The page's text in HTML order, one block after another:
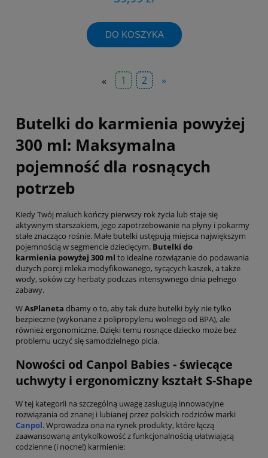
DO KOSZYKA
« 1 2 »
Butelki do karmienia powyżej
300 ml: Maksymalna
pojemność dla rosnących
potrzeb
Kiedy Twój maluch kończy pierwszy rok życia lub staje się
aktywnym starszakiem, jego zapotrzebowanie na płyny i pokarmy
stałe znacząco rośnie. Małe butelki ustępują miejsca największym
pojemnością w segmencie dziecięcym. Butelki do
karmienia powyżej 300 ml to idealne rozwiązanie do podawania
dużych porcji mleka modyfikowanego, sycących kaszek, a także
wody, soków czy herbaty podczas intensywnego dnia pełnego
zabawy.
WAsPlaneta dbamy o to, aby tak duże butelki były nie tylko
bezpieczne (wykonane z polipropylenu wolnego od BPA), ale
również ergonomiczne. Dzięki temu rosnące dziecko może bez
problemu uczyć się samodzielnego picia.
Nowości od Canpol Babies - świecące
uchwyty i ergonomiczny kształt S-Shape
W tej kategorii na szczególną uwagę zasługują innowacyjne
rozwiązania od znanej i lubianej przez polskich rodziców marki
Canpol. Wprowadza ona na rynek produkty, które łączą
zaawansowaną antykolkowość z funkcjonalnością ułatwiającą
codzienne (i nocne!) karmienie: